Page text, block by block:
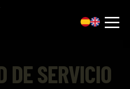
DE SERVICIO